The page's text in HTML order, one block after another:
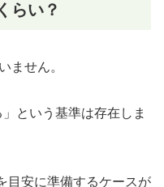
らい？
ません。
という基準は存在しま
目安に準備するケースが